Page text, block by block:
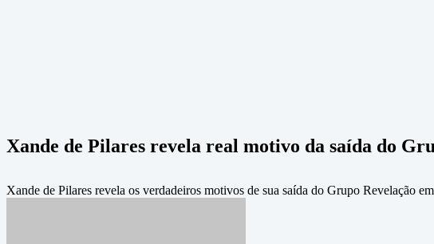
Xande de Pilares revela real motivo da saída do
Xande de Pilares revela os verdadeiros motivos de sua saída do Grupo Revelação